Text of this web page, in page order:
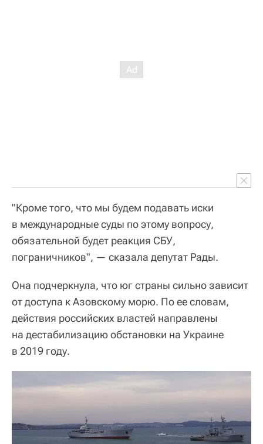
"Кроме того, что мы будем подавать иски
в международные суды по этому вопросу,
обязательной будет реакция СБУ,
пограничников", — сказала депутат Рады.
Она подчеркнула, что юг страны сильно зависит
от доступа к Азовскому морю. По ее словам,
действия российских властей направлены
на дестабилизацию обстановки на Украине
в 2019 году.